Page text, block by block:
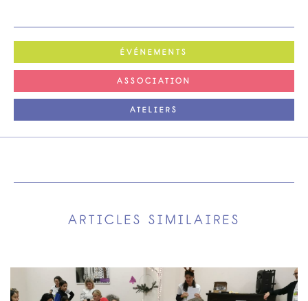
ÉVÉNEMENTS
ASSOCIATION
ATELIERS
ARTICLES SIMILAIRES